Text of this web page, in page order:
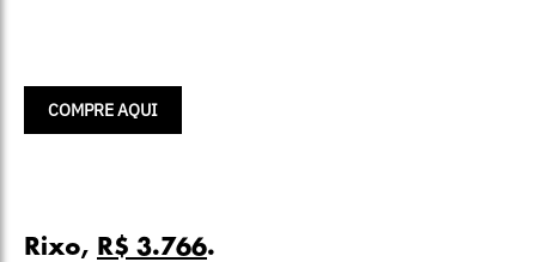
COMPRE AQUI
Rixo, R$ 3.766.